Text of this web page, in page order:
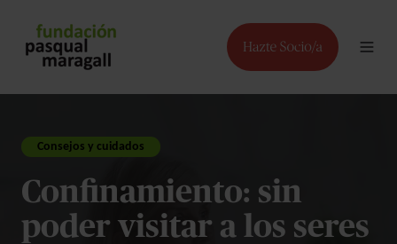
Consejos y cuidados
Confinamiento: sin
poder visitar a los seres